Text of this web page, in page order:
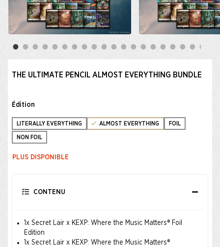
THE ULTIMATE PENCIL ALMOST EVERYTHING BUNDLE
Édition
LITERALLY EVERYTHING ALMOST EVERYTHING FOIL
NON FOIL
PLUS DISPONIBLE
CONTENU
1x Secret Lair x KEXP: Where the Music Matters® Foil
Edition
1x Secret Lair x KEXP: Where the Music Matters®